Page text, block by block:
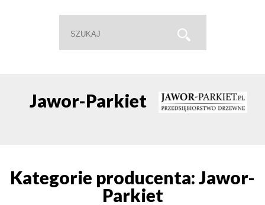
Jawor-Parkiet
Kategorie producenta: Jawor-
Parkiet